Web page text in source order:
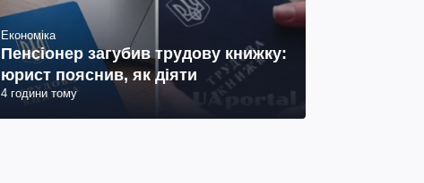
Економіка
Пенсіонер загубив трудову книжку:
юрист пояснив, як діяти
4 години тому